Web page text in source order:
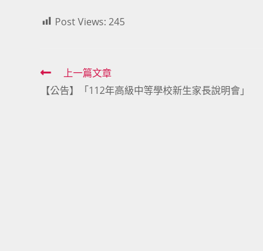
Post Views: 245
Read
more
上一篇文章
【公告】「112年高級中等學校新生家長說明會」